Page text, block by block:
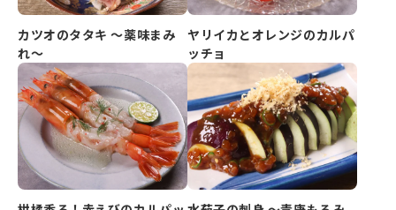
カツオのタタキ ～薬味まみ
れ～
ヤリイカとオレンジのカルパ
ッチョ